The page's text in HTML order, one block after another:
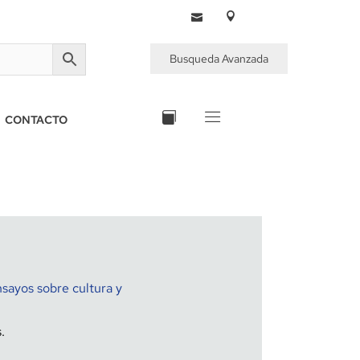
Busqueda Avanzada
CONTACTO
sobre cultura y